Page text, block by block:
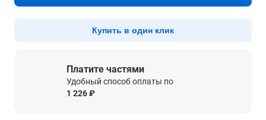
Купить в один клик
Платите частями
Удобный способ оплаты по
1 226 ₽